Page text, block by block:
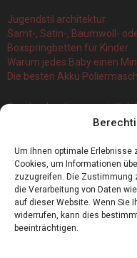
Um Ihnen optimale Erlebnisse
Cookies, um Informationen
zuzugreifen. Die Zustimmung
die Verarbeitung von Daten
auf dieser Website. Wenn Sie
widerrufen, kann dies
beeinträchtigen.
Jugendstil architektur
Samt-, Satin-, Baumwoll-
Boxspringbetten für Kinder
Warum jedes Baby einen
Die besten Akku
Geschenke, die vermeintlich
Branchenbuch Krefeld: ein
Alles, was Sie über Kork